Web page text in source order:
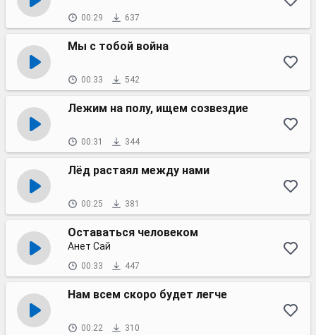
00:29 637
Мы с тобой война
00:33 542
Лежим на полу, ищем созвездие
00:31 344
Лёд растаял между нами
00:25 381
Оставаться человеком
Анет Сай
00:33 447
Нам всем скоро будет легче
00:22 310